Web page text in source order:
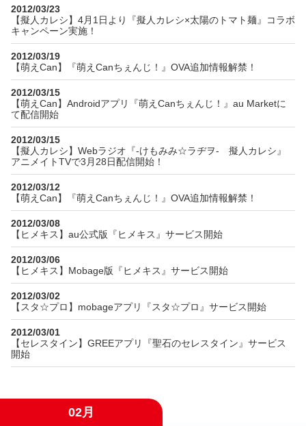
2012/03/23
【擬人カレシ】4月1日より『擬人カレシ×太陽のトマト麺』コラボ
キャンペーン実施！
2012/03/19
【萌えCan】『萌えCanちぇんじ！』OVA追加情報解禁！
2012/03/15
【萌えCan】Androidアプリ『萌えCanちぇんじ！』au Marketに
て配信開始
2012/03/15
【擬人カレシ】Webラジオ『-けもみみ☆ラヂヲ- 擬人カレシ』
アニメイトTVで3月28日配信開始！
2012/03/12
【萌えCan】『萌えCanちぇんじ！』OVA追加情報解禁！
2012/03/08
【ヒメキス】au公式版『ヒメキス』サービス開始
2012/03/06
【ヒメキス】Mobage版『ヒメキス』サービス開始
2012/03/02
【スタ☆プロ】mobageアプリ『スタ☆プロ』サービス開始
2012/03/01
【セレスタイン】GREEアプリ『聖石のセレスタイン』サービス
開始
02月